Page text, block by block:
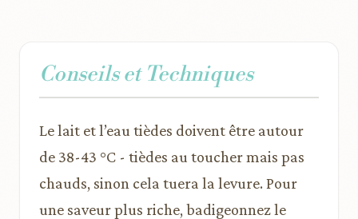
Conseils et Techniques
Le lait et l’eau tièdes doivent être autour
de 38-43 °C - tièdes au toucher mais pas
chauds, sinon cela tuera la levure. Pour
une saveur plus riche, badigeonnez le